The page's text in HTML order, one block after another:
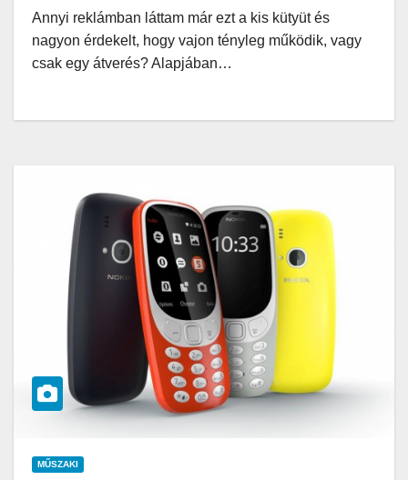
Annyi reklámban láttam már ezt a kis kütyüt és
nagyon érdekelt, hogy vajon tényleg működik, vagy
csak egy átverés? Alapjában…
MŰSZAKI